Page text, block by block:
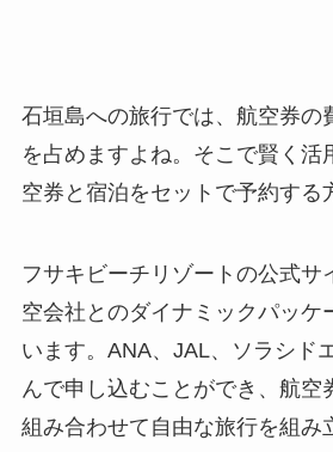
石垣島への旅行では、航空券の
を占めますよね。そこで賢く活
空券と宿泊をセットで予約する
フサキビーチリゾートの公式サ
空会社とのダイナミックパッケ
います。ANA、JAL、ソラシド
んで申し込むことができ、航空
組み合わせて自由な旅行を組み